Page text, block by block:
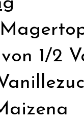
1/2